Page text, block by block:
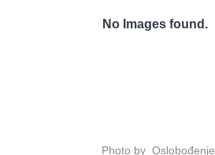
No Images found.
Photo by Oslobođenje